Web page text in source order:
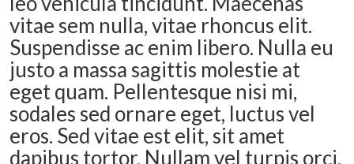
vitae sem nulla, vitae rhoncus elit.
Suspendisse ac enim libero. Nulla eu
justo a massa sagittis molestie at
eget quam. Pellentesque nisi mi,
sodales sed ornare eget, luctus vel
eros. Sed vitae est elit, sit amet
dapibus tortor. Nullam vel turpis orci.